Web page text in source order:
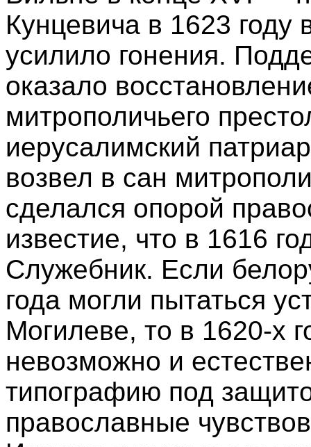
Кунцевича в 1623 году
усилило гонения.
оказало
митрополичьего
иерусалимский
возвел в сан
сделался опорой
известие, что в 1616
Служебник. Если
года могли пытаться
Могилеве, то в 1620-х
невозможно и
типографию под
православные